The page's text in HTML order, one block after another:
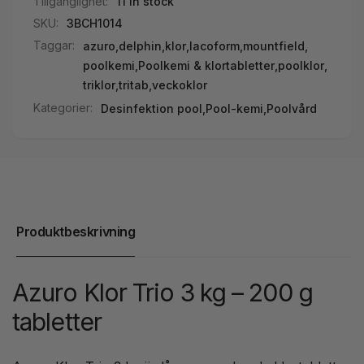
SKU:
3BCH1014
Taggar:
azuro delphin klor lacoform mountfield
poolkemi Poolkemi & klortabletter poolklor
triklor tritab veckoklor
Kategorier:
Desinfektion pool, Pool-kemi, Poolvård
Produktbeskrivning
Azuro Klor Trio 3 kg – 200 g
tabletter